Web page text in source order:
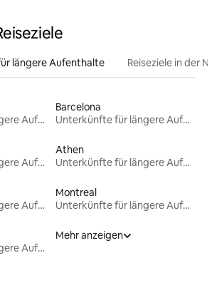
längere Aufenthalte Reiseziele in der
Unterkünfte für längere Aufenthalte
Barcelona
Unterkünfte für längere Aufenthalte
Unterkünfte für längere Aufenthalte
Athen
Unterkünfte für längere Aufenthalte
Unterkünfte für längere Aufenthalte
Montreal
Unterkünfte für längere Aufenthalte
Unterkünfte für längere Aufenthalte
Mehr anzeigen